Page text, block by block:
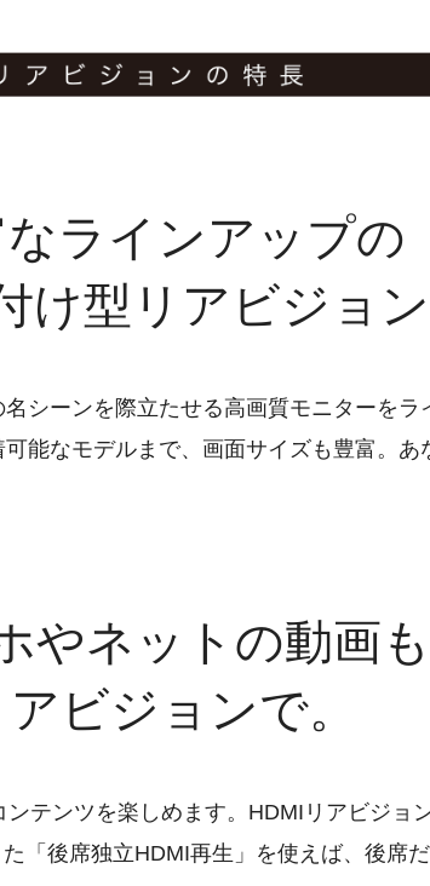
なラインアップの
け型リアビジョ
シーンを際立たせる高画質モニターを
能なモデルまで、画面サイズも豊富。
やネットの動画も
アビジョンで。
テンツを楽しめます。HDMIリアビジョ
「後席独立HDMI再生」を使えば、後席